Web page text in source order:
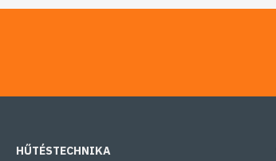
HŰTÉSTECHNIKA